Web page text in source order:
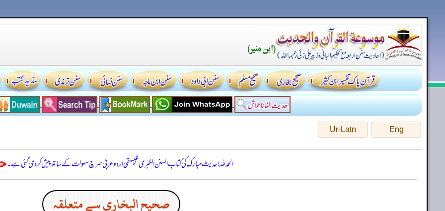
Eng
Ur-Latn
الحمدللہ! حدیث مبارک کی کتاب السنن الكبرى للبيهقي اردو عربی سرچ سہولت کے ساتھ پیش کر دی گئی ہے۔
صحيح البخاري سے متعلقہ